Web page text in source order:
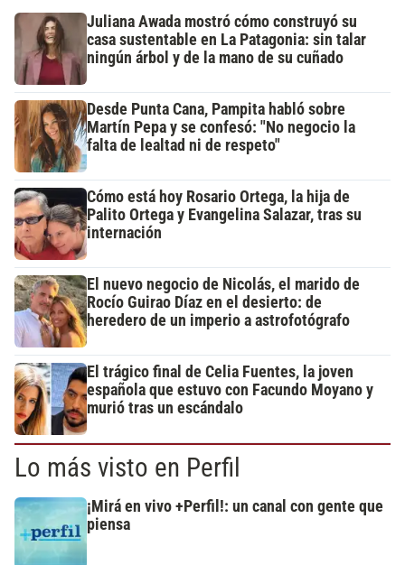
Juliana Awada mostró cómo construyó su
casa sustentable en La Patagonia: sin talar
ningún árbol y de la mano de su cuñado
Desde Punta Cana, Pampita habló sobre
Martín Pepa y se confesó: "No negocio la
falta de lealtad ni de respeto"
Cómo está hoy Rosario Ortega, la hija de
Palito Ortega y Evangelina Salazar, tras su
internación
El nuevo negocio de Nicolás, el marido de
Rocío Guirao Díaz en el desierto: de
heredero de un imperio a astrofotógrafo
El trágico final de Celia Fuentes, la joven
española que estuvo con Facundo Moyano y
murió tras un escándalo
Lo más visto en Perfil
¡Mirá en vivo +Perfil!: un canal con gente que
piensa